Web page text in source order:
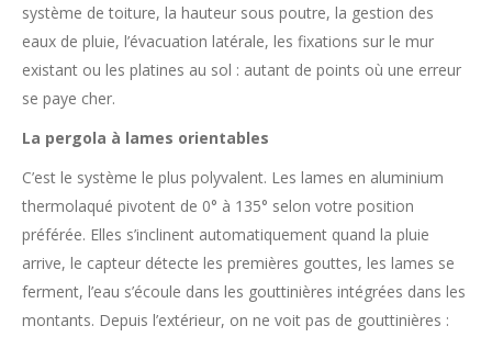
système de toiture, la hauteur sous poutre, la gestion des
eaux de pluie, l’évacuation latérale, les fixations sur le mur
existant ou les platines au sol : autant de points où une erreur
se paye cher.
La pergola à lames orientables
C’est le système le plus polyvalent. Les lames en aluminium
thermolaqué pivotent de 0° à 135° selon votre position
préférée. Elles s’inclinent automatiquement quand la pluie
arrive, le capteur détecte les premières gouttes, les lames se
ferment, l’eau s’écoule dans les gouttinières intégrées dans les
montants. Depuis l’extérieur, on ne voit pas de gouttinières :